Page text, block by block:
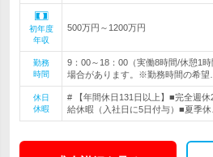
初年度
年収
500万円～1200万円
勤務
時間
9：00～18：00（実働8時間/休憩1
場合があります。※勤務時間の希望…
休日
休暇
# 【年間休日131日以上】■完全週
給休暇（入社日に5日付与）■夏季休